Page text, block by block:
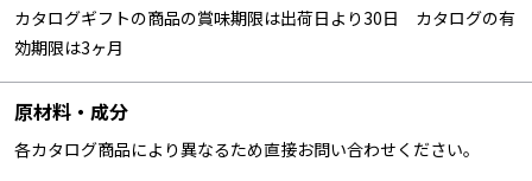
カタログギフトの商品の賞味期限は出荷日より30日 カタログの有
効期限は3ヶ月
原材料・成分
各カタログ商品により異なるため直接お問い合わせください。